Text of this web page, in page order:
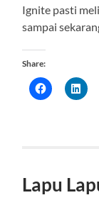
Ignite pasti
sampai
Share:
Lapu